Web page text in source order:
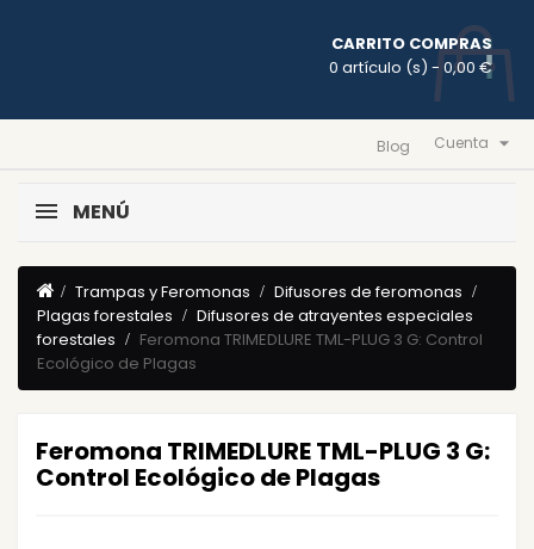
CARRITO COMPRAS
0 artículo (s) - 0,00 €
Cuenta 
Blog
MENÚ
Trampas y Feromonas
Difusores de feromonas
Plagas forestales
Difusores de atrayentes especiales
forestales
Feromona TRIMEDLURE TML-PLUG 3 G: Control
Ecológico de Plagas
Feromona TRIMEDLURE TML-PLUG 3 G:
Control Ecológico de Plagas